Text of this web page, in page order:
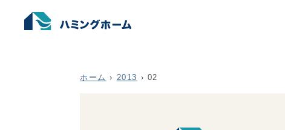
ホーム › 2013 › 02